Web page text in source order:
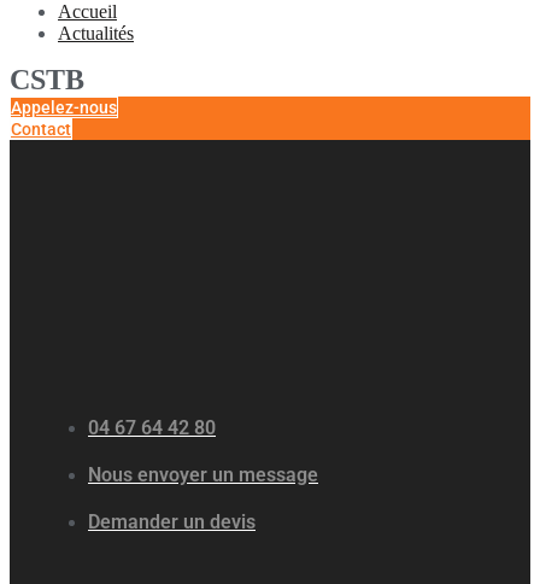
Accueil
Actualités
CSTB
Appelez-nous
Contact
04 67 64 42 80
Nous envoyer un message
Demander un devis